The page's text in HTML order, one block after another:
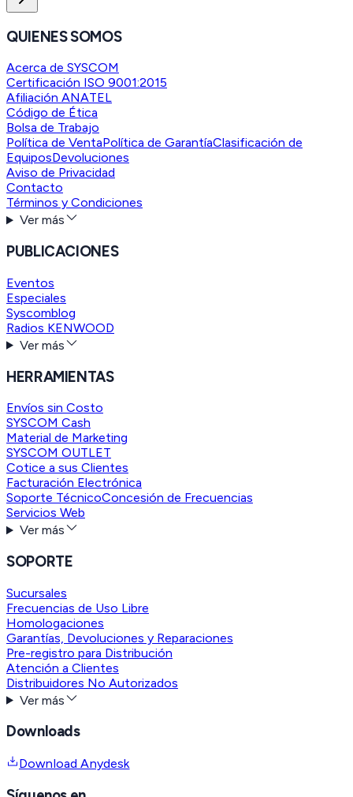
QUIENES SOMOS
Acerca de SYSCOM
Certificación ISO 9001:2015
Afiliación ANATEL
Código de Ética
Bolsa de Trabajo
Política de VentaPolítica de GarantíaClasificación de
EquiposDevoluciones
Aviso de Privacidad
Contacto
Términos y Condiciones
Ver más
PUBLICACIONES
Eventos
Especiales
Syscomblog
Radios KENWOOD
Ver más
HERRAMIENTAS
Envíos sin Costo
SYSCOM Cash
Material de Marketing
SYSCOM OUTLET
Cotice a sus Clientes
Facturación Electrónica
Soporte TécnicoConcesión de Frecuencias
Servicios Web
Ver más
SOPORTE
Sucursales
Frecuencias de Uso Libre
Homologaciones
Garantías, Devoluciones y Reparaciones
Pre-registro para Distribución
Atención a Clientes
Distribuidores No Autorizados
Ver más
Downloads
Download Anydesk